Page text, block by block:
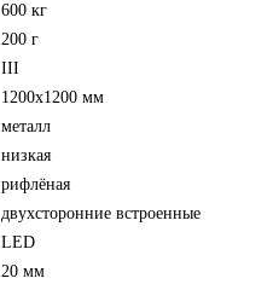
600 кг
200 г
III
1200х1200 мм
металл
низкая
рифлёная
двухсторонние встроенные
LED
20 мм